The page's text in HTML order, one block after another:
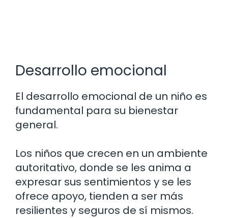
Desarrollo emocional
El desarrollo emocional de un niño es
fundamental para su bienestar
general.
Los niños que crecen en un ambiente
autoritativo, donde se les anima a
expresar sus sentimientos y se les
ofrece apoyo, tienden a ser más
resilientes y seguros de sí mismos.